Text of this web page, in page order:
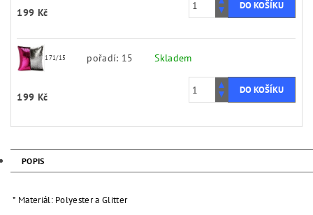
199 Kč
171/15 pořadí: 15 Skladem
199 Kč
POPIS
* Materiál: Polyester a Glitter